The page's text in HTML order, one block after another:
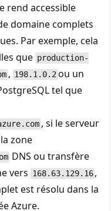
rend accessible
domaine complets
Par exemple, cela
que production-
, 198.1.0.2ou un
tel que
, si le serveur
zone
DNS ou transfère
vers 168.63.129.16 ,
est résolu dans la
Azure.